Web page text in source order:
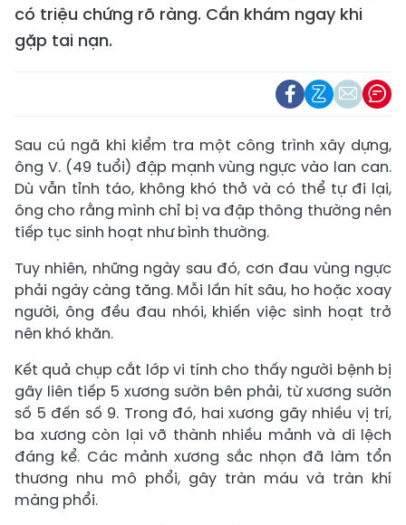
có triệu chứng rõ ràng. Cần khám ngay khi
gặp tai nạn.
Sau cú ngã khi kiểm tra một công trình xây dựng,
ông V. (49 tuổi) đập mạnh vùng ngực vào lan can.
Dù vẫn tỉnh táo, không khó thở và có thể tự đi lại,
ông cho rằng mình chỉ bị va đập thông thường nên
tiếp tục sinh hoạt như bình thường.
Tuy nhiên, những ngày sau đó, cơn đau vùng ngực
phải ngày càng tăng. Mỗi lần hít sâu, ho hoặc xoay
người, ông đều đau nhói, khiến việc sinh hoạt trở
nên khó khăn.
Kết quả chụp cắt lớp vi tính cho thấy người bệnh bị
gãy liên tiếp 5 xương sườn bên phải, từ xương sườn
số 5 đến số 9. Trong đó, hai xương gãy nhiều vị trí,
ba xương còn lại vỡ thành nhiều mảnh và di lệch
đáng kể. Các mảnh xương sắc nhọn đã làm tổn
thương nhu mô phổi, gây tràn máu và tràn khí
màng phổi.